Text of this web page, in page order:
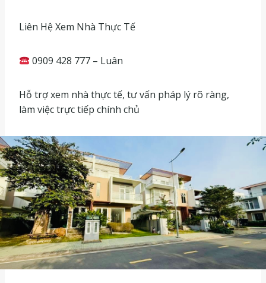
Liên Hệ Xem Nhà Thực Tế
0909 428 777 – Luân
Hỗ trợ xem nhà thực tế, tư vấn pháp lý rõ ràng,
làm việc trực tiếp chính chủ